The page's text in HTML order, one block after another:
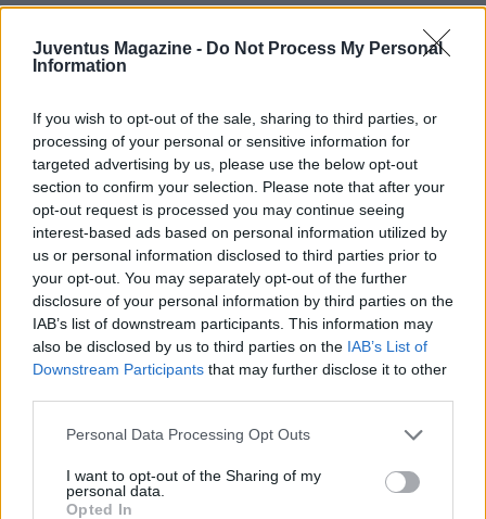
Juventus Magazine - Do Not Process My Personal
Information
If you wish to opt-out of the sale, sharing to third parties, or
processing of your personal or sensitive information for
targeted advertising by us, please use the below opt-out
section to confirm your selection. Please note that after your
opt-out request is processed you may continue seeing
interest-based ads based on personal information utilized by
us or personal information disclosed to third parties prior to
your opt-out. You may separately opt-out of the further
disclosure of your personal information by third parties on the
IAB’s list of downstream participants. This information may
also be disclosed by us to third parties on the IAB’s List of
Downstream Participants that may further disclose it to other
Personal Data Processing Opt Outs
I want to opt-out of the Sharing of my
personal data.
Opted In
La Lazio sarà costratta al mercato a saldo zero. Che
prospettive possono esserci ora?
"La situazione è così incancrenita che è difficile immaginare
riesce ad intravedere l'uscita. È un muro contro muro con i
tifosi che avrà solo effetti negativi. leri sono stato a cena con
un amico che mi ha confessato che quest'anno non
sottoscriverà l'abbonamento all'Olimpico dopo più di
quarant'anni. È vero che la società è di chi la gestisce, ma i
tifosi sono il patrimonio principale di un club calcistico. Senza
passione il calcio è destinato a morire".
Sponda giallorossa intanto Gasperini chiede Greenwood. È
l'uomo giusto?
"È un giocatore che andrebbe benissimo per la Roma e le sue
vicende private sono cose passate. Di tempo per arrivare a
preoccupano un po' invece le parole di Dybala, che ha detto di
avere ancora varie opzioni; se Gasperini lo vuole bisognerà
chiudere per il rinnovo".